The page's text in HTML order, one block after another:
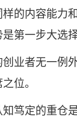
内容能力和
第一步大选择
者无一例外
位。
定的重仓是